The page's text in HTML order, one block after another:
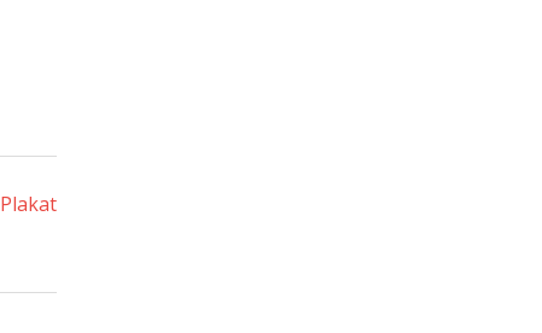
Plakat